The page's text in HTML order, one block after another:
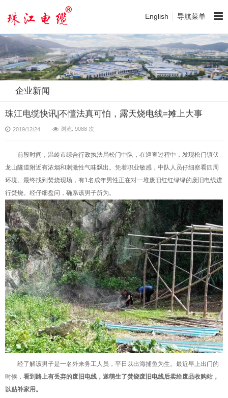
English 导航菜单
企业新闻
珠江电缆快讯|不懂法真可怕，露天烧电线=摊上大事
2019/12/24 浏览: 9088 次
前段时间，温岭市综合行政执法局松门中队，在巡查过程中，发现松门镇伏
龙山隧道附近有浓烟和刺激性气味飘出。凭着职业敏感，中队人员仔细察看四周
环境。最终找到焚烧现场，有1名成年男性正在对一堆废旧红红绿绿的废旧电线进
行焚烧。经仔细盘问，确系该男子所为。
经了解该男子是一名外来务工人员，平日以出海捕鱼为生。最近早上出门的
时候， 看到路上有丢弃的废旧电线，遂萌生了焚烧废旧电线后卖给废品收购站，
以贴补家用。